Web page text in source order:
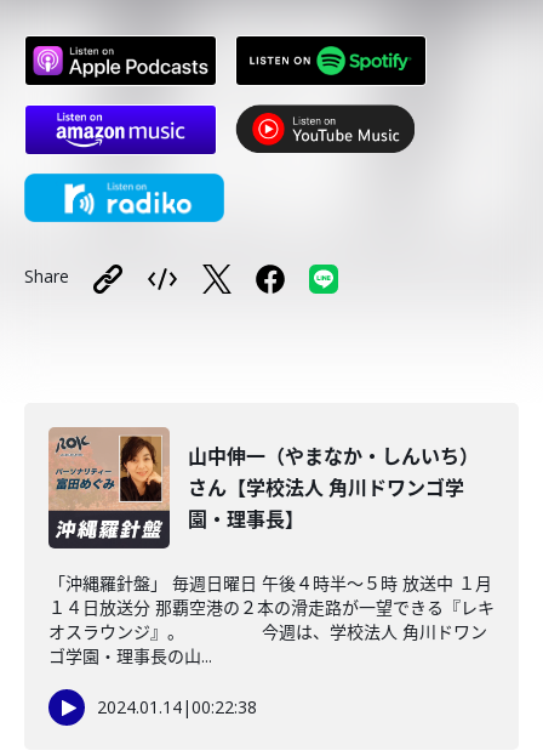
Share
山中伸一（やまなか・しんいち）
さん【学校法人 角川ドワンゴ学
園・理事長】
「沖縄羅針盤」 毎週日曜日 午後４時半～５時 放送中 １月
１４日放送分 那覇空港の２本の滑走路が一望できる『レキ
オスラウンジ』。 今週は、学校法人 角川ドワン
ゴ学園・理事長の山...
2024.01.14|00:22:38